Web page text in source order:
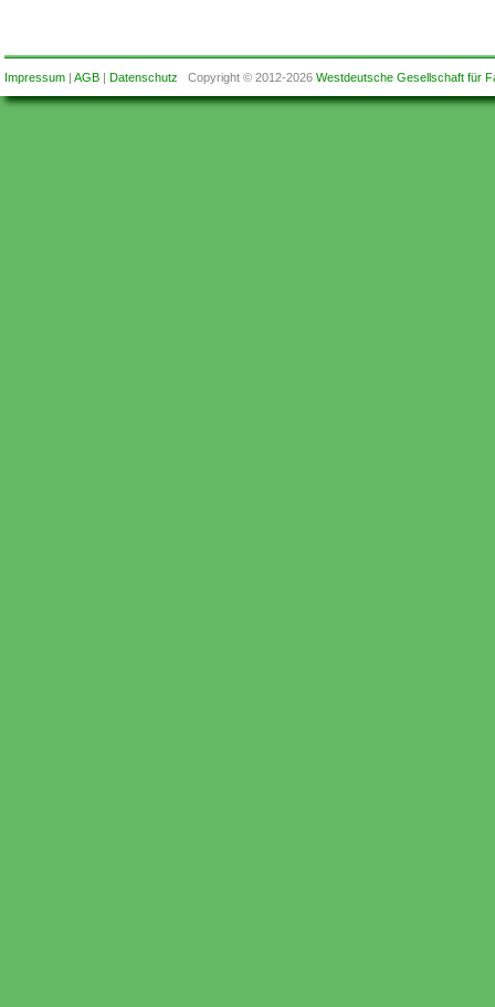
Impressum| AGB| Datenschutz Copyright © 2012-2026 Westdeutsche Gesellschaft für